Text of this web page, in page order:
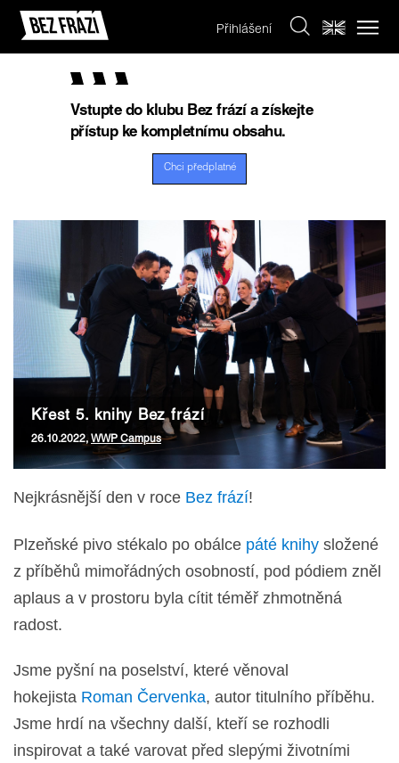
Přihlášení
Vstupte do klubu Bez frází a získejte
přístup ke kompletnímu obsahu.
Chci předplatné
Křest 5. knihy Bez frází
26.10.2022, WWP Campus
Nejkrásnější den v roce Bez frází!
Plzeňské pivo stékalo po obálce páté knihy složené
z příběhů mimořádných osobností, pod pódiem zněl
aplaus a v prostoru byla cítit téměř zhmotněná
radost.
Jsme pyšní na poselství, které věnoval
hokejista Roman Červenka, autor titulního příběhu.
Jsme hrdí na všechny další, kteří se rozhodli
inspirovat a také varovat před slepými životními